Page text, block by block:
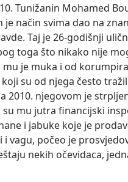
Tunižanin Mohamed
je način svima dao na
Taj je 26-godišnji
toga što nikako nije
mu je muka i od
su od njega često
2010. njegovom je
su mu jutra financijski
i jabuke koje je
i vagu, počeo je
nekih očevidaca,